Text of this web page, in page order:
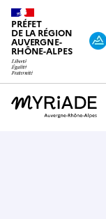
PRÉFET
DE LA RÉGION
AUVERGNE-
RHÔNE-ALPES